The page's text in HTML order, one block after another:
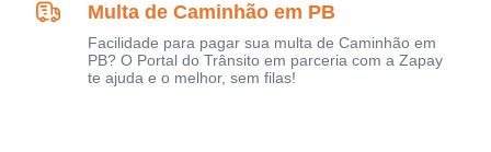
Multa de Caminhão em PB
Facilidade para pagar sua multa de Caminhão em
PB? O Portal do Trânsito em parceria com a Zapay
te ajuda e o melhor, sem filas!